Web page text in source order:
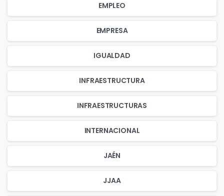
EMPLEO
EMPRESA
IGUALDAD
INFRAESTRUCTURA
INFRAESTRUCTURAS
INTERNACIONAL
JAÉN
JJAA